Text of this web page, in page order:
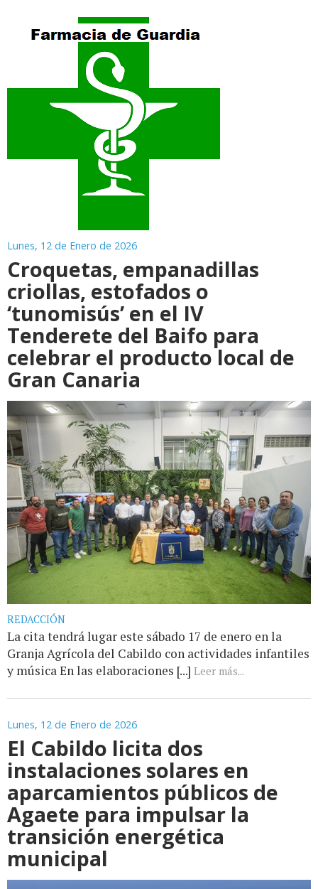
Lunes, 12 de Enero de 2026
Croquetas, empanadillas
criollas, estofados o
‘tunomisús’ en el IV
Tenderete del Baifo para
celebrar el producto local de
Gran Canaria
REDACCIÓN
La cita tendrá lugar este sábado 17 de enero en la
Granja Agrícola del Cabildo con actividades infantiles
y música En las elaboraciones [...] Leer más...
Lunes, 12 de Enero de 2026
El Cabildo licita dos
instalaciones solares en
aparcamientos públicos de
Agaete para impulsar la
transición energética
municipal